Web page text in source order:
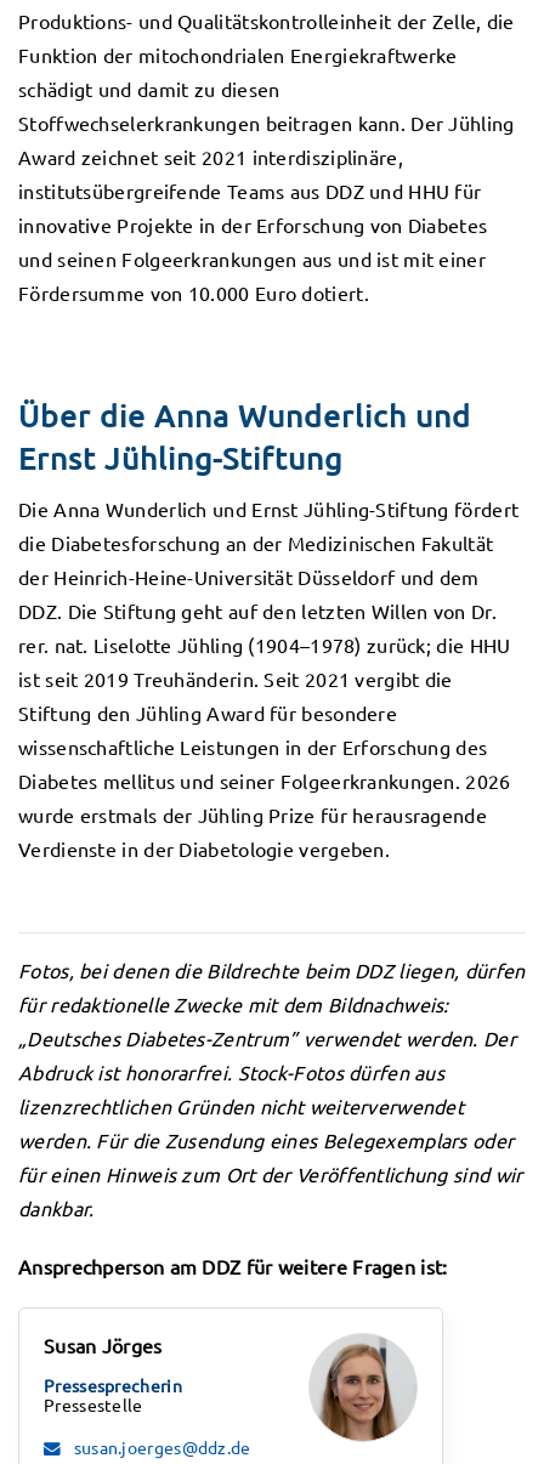
Produktions- und Qualitätskontrolleinheit der Zelle, die
Funktion der mitochondrialen Energiekraftwerke
schädigt und damit zu diesen
Stoffwechselerkrankungen beitragen kann. Der Jühling
Award zeichnet seit 2021 interdisziplinäre,
institutsübergreifende Teams aus DDZ und HHU für
innovative Projekte in der Erforschung von Diabetes
und seinen Folgeerkrankungen aus und ist mit einer
Fördersumme von 10.000 Euro dotiert.
Über die Anna Wunderlich und
Ernst Jühling-Stiftung
Die Anna Wunderlich und Ernst Jühling-Stiftung fördert
die Diabetesforschung an der Medizinischen Fakultät
der Heinrich-Heine-Universität Düsseldorf und dem
DDZ. Die Stiftung geht auf den letzten Willen von Dr.
rer. nat. Liselotte Jühling (1904–1978) zurück; die HHU
ist seit 2019 Treuhänderin. Seit 2021 vergibt die
Stiftung den Jühling Award für besondere
wissenschaftliche Leistungen in der Erforschung des
Diabetes mellitus und seiner Folgeerkrankungen. 2026
wurde erstmals der Jühling Prize für herausragende
Verdienste in der Diabetologie vergeben.
Fotos, bei denen die Bildrechte beim DDZ liegen, dürfen
für redaktionelle Zwecke mit dem Bildnachweis:
„Deutsches Diabetes-Zentrum” verwendet werden. Der
Abdruck ist honorarfrei. Stock-Fotos dürfen aus
lizenzrechtlichen Gründen nicht weiterverwendet
werden. Für die Zusendung eines Belegexemplars oder
für einen Hinweis zum Ort der Veröffentlichung sind wir
dankbar.
Ansprechperson am DDZ für weitere Fragen ist:
Susan Jörges
Pressesprecherin
Pressestelle
susan.joerges@ddz.de